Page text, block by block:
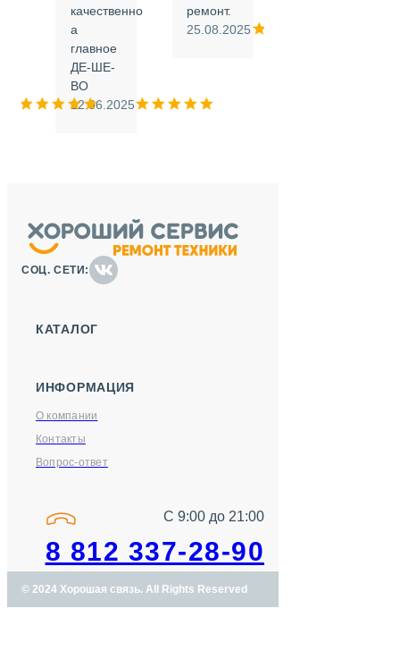
качественно
а
главное
ДЕ-ШЕ-
ВО
12.06.2025
ремонт.
25.08.2025
СОЦ. СЕТИ:
КАТАЛОГ
ИНФОРМАЦИЯ
О компании
Контакты
Вопрос-ответ
С 9:00 до 21:00
8 812 337-28-90
© 2024 Хорошая связь. All Rights Reserved